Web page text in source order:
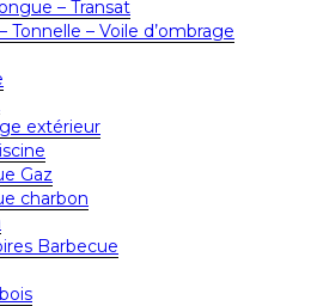
– Transat
Tonnelle – Voile d’ombrage
extérieur
Gaz
charbon
Barbecue